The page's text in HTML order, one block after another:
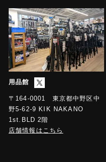
用品館
〒164-0001 東京都中野区中
野5-62-9 KIK NAKANO
1st.BLD 2階
店舗情報はこちら